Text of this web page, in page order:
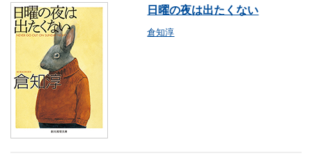
日曜の夜は出たくない
倉知淳